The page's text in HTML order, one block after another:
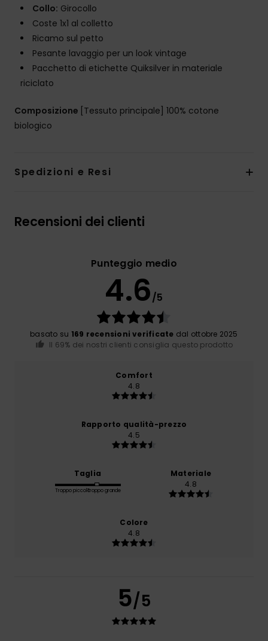
Collo: Girocollo
Coste 1x1 al colletto
Ricamo sul petto
Pesante lavaggio per un look vintage
Pacchetto di etichette Quiksilver in materiale
riciclato
Composizione [Tessuto principale] 100% cotone
biologico
Spedizioni e Resi
Recensioni dei clienti
Punteggio medio
4.6/5
basato su 169 recensioni verificate dal ottobre 2025
Il 69% dei nostri clienti consiglia questo prodotto
Comfort
4.8
Rapporto qualità-prezzo
4.5
Taglia
Troppo piccoloTroppo grande
Materiale
4.8
Colore
4.8
5/5